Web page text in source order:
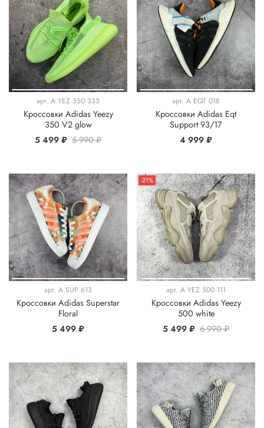
арт. A YEZ 350 333
Кроссовки Adidas Yeezy
350 V2 glow
5 499 ₽ 5 990 ₽
арт. A EQT 018
Кроссовки Adidas Eqt
Support 93/17
4 999 ₽
арт. A SUP 613
Кроссовки Adidas Superstar
Floral
5 499 ₽
-21%
арт. A YEZ 500 111
Кроссовки Adidas Yeezy
500 white
5 499 ₽ 6 990 ₽